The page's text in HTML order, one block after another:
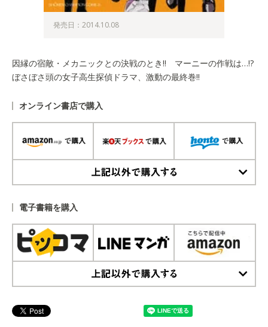
発売日：2014.10.08
因縁の宿敵・メカニックとの決戦のとき!! マーニーの作戦は…!?
ぼさぼさ頭の女子高生探偵ドラマ、激動の最終巻!!
オンライン書店で購入
電子書籍を購入